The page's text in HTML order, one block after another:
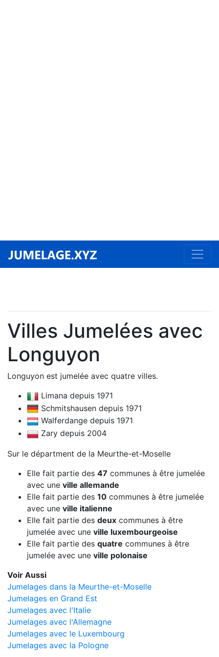
Villes Jumelées avec
Longuyon
Longuyon est jumelée avec quatre villes.
Limana depuis 1971
Schmitshausen depuis 1971
Walferdange depuis 1971
Zary depuis 2004
Sur le départment de la Meurthe-et-Moselle
Elle fait partie des 47 communes à être jumelée
avec une ville allemande
Elle fait partie des 10 communes à être jumelée
avec une ville italienne
Elle fait partie des deux communes à être
jumelée avec une ville luxembourgeoise
Elle fait partie des quatre communes à être
jumelée avec une ville polonaise
Voir Aussi
Jumelages dans la Meurthe-et-Moselle
Jumelages en Grand Est
Jumelages avec l'Italie
Jumelages avec l'Allemagne
Jumelages avec le Luxembourg
Jumelages avec la Pologne